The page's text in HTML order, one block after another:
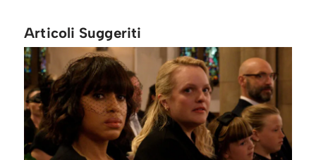
Articoli Suggeriti